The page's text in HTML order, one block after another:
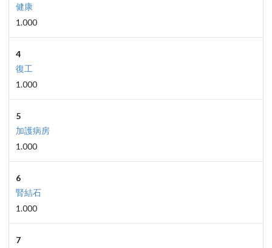
健康
1.000
4
復工
1.000
5
加護病房
1.000
6
腎結石
1.000
7